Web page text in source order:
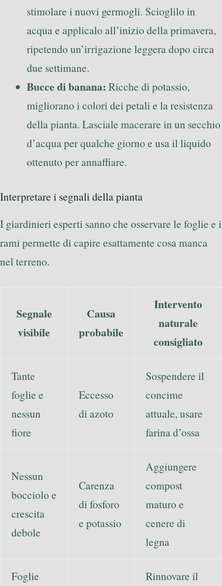
stimolare i nuovi germogli. Scioglilo in
acqua e applicalo all’inizio della primavera,
ripetendo un’irrigazione leggera dopo circa
due settimane.
Bucce di banana: Ricche di potassio,
migliorano i colori dei petali e la resistenza
della pianta. Lasciale macerare in un secchio
d’acqua per qualche giorno e usa il liquido
ottenuto per annaffiare.
Interpretare i segnali della pianta
I giardinieri esperti sanno che osservare le foglie e i
rami permette di capire esattamente cosa manca
nel terreno.
Segnale
visibile
Causa
probabile
Intervento
naturale
consigliato
Tante
foglie e
nessun
fiore
Eccesso
di azoto
Sospendere il
concime
attuale, usare
farina d’ossa
Nessun
bocciolo e
crescita
debole
Carenza
di fosforo
e potassio
Aggiungere
compost
maturo e
cenere di
legna
Foglie Rinnovare il